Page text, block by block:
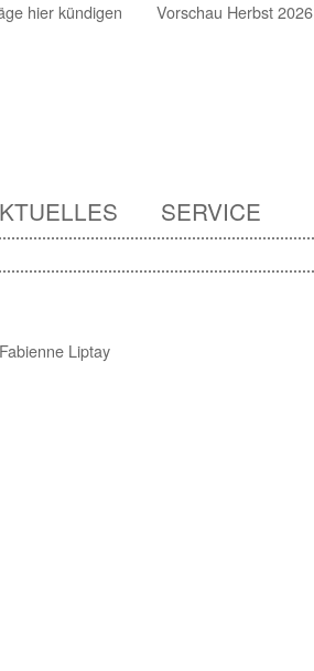
hier kündigen Vorschau Herbst 2026
SERVICE
Fabienne Liptay